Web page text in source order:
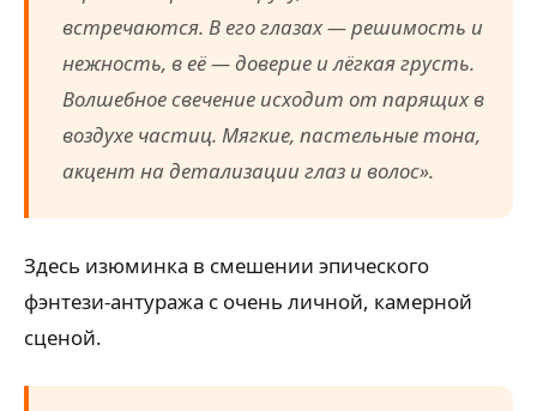
встречаются. В его глазах — решимость и
нежность, в её — доверие и лёгкая грусть.
Волшебное свечение исходит от парящих в
воздухе частиц. Мягкие, пастельные тона,
акцент на детализации глаз и волос».
Здесь изюминка в смешении эпического
фэнтези-антуража с очень личной, камерной
сценой.